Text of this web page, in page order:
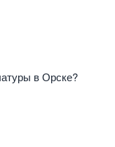
в Орске?